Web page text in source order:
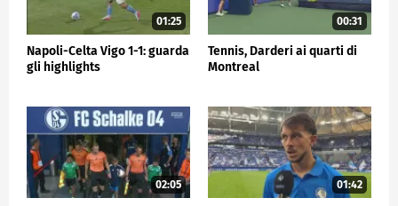
01:25
Napoli-Celta Vigo 1-1: guarda
gli highlights
00:31
Tennis, Darderi ai quarti di
Montreal
02:05 01:42